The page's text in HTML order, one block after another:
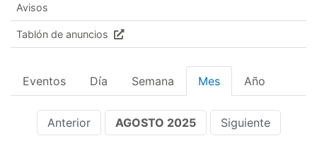
Avisos
Tablón de anuncios
Eventos Día Semana Mes Año
Anterior AGOSTO 2025 Siguiente